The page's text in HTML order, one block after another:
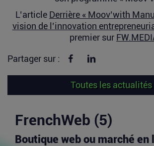
L’article Derrière « Moov’with
vision de l’innovation
premier sur
Partager sur : Partager sur Facebook
Toutes les actualités
FrenchWeb (5)
Boutique web ou marché en